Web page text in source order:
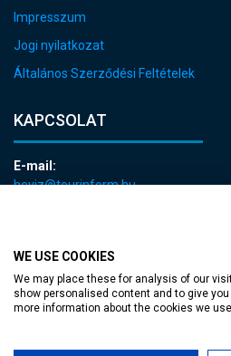
WE USE COOKIES
We may place these for analysis of our
show personalised content and to give
more information about the cookies we
Impresszum
Jogi nyilatkozat
Általános Szerződési Feltételek
KAPCSOLAT
E-mail:
heviz@tourinform.hu